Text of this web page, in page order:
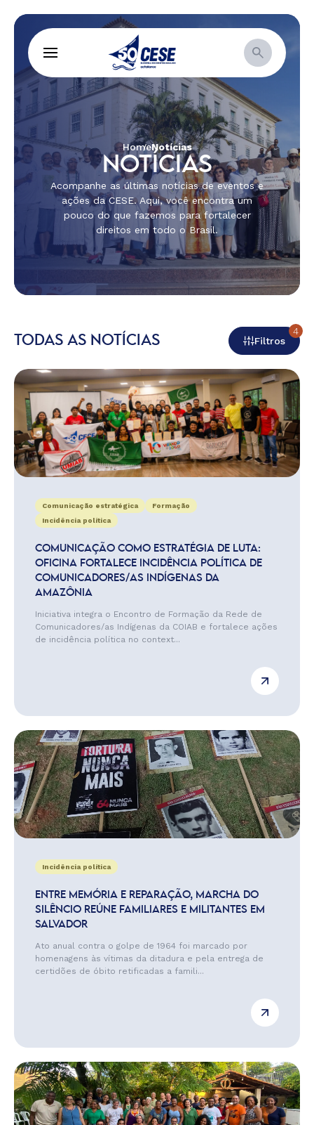
HomeNotícias
NOTÍCIAS
Acompanhe as últimas notícias de eventos e
ações da CESE. Aqui, você encontra um
pouco do que fazemos para fortalecer
direitos em todo o Brasil.
TODAS AS NOTÍCIAS Filtros
4
Comunicação estratégica
Formação
Incidência política
COMUNICAÇÃO COMO ESTRATÉGIA DE LUTA:
OFICINA FORTALECE INCIDÊNCIA POLÍTICA DE
COMUNICADORES/AS INDÍGENAS DA
AMAZÔNIA
Iniciativa integra o Encontro de Formação da Rede de
Comunicadores/as Indígenas da COIAB e fortalece ações
de incidência política no context...
Incidência política
ENTRE MEMÓRIA E REPARAÇÃO, MARCHA DO
SILÊNCIO REÚNE FAMILIARES E MILITANTES EM
SALVADOR
Ato anual contra o golpe de 1964 foi marcado por
homenagens às vítimas da ditadura e pela entrega de
certidões de óbito retificadas a famili...